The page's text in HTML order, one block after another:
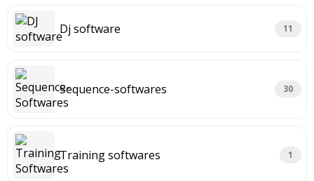
Dj software 11
Sequence-softwares 30
Training softwares 1